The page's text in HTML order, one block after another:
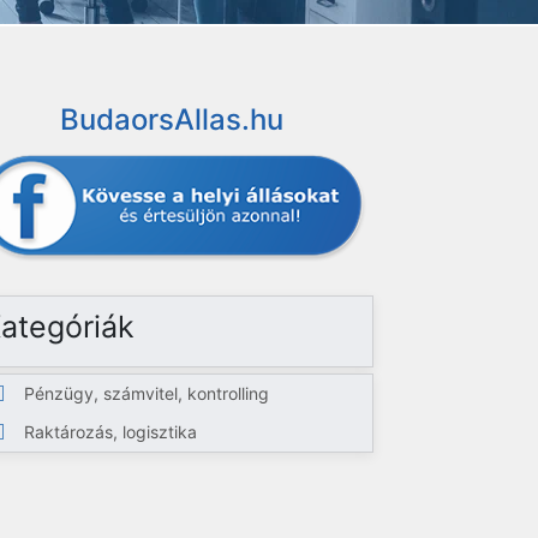
BudaorsAllas.hu
Pénzügy, számvitel, kontrolling
Raktározás, logisztika